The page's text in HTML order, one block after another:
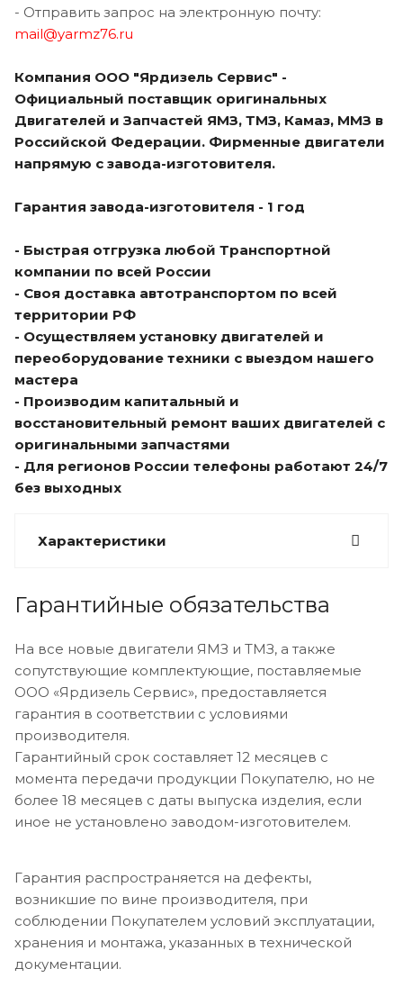
- Отправить запрос на электронную почту:
mail@yarmz76.ru
Компания ООО "Ярдизель Сервис" -
Официальный поставщик оригинальных
Двигателей и Запчастей ЯМЗ, ТМЗ, Камаз, ММЗ в
Российской Федерации. Фирменные двигатели
напрямую с завода-изготовителя.
Гарантия завода-изготовителя - 1 год
- Быстрая отгрузка любой Транспортной
компании по всей России
- Своя доставка автотранспортом по всей
территории РФ
- Осуществляем установку двигателей и
переоборудование техники с выездом нашего
мастера
- Производим капитальный и
восстановительный ремонт ваших двигателей с
оригинальными запчастями
- Для регионов России телефоны работают 24/7
без выходных
Характеристики
Гарантийные обязательства
На все новые двигатели ЯМЗ и ТМЗ, а также
сопутствующие комплектующие, поставляемые
ООО «Ярдизель Сервис», предоставляется
гарантия в соответствии с условиями
производителя.
Гарантийный срок составляет 12 месяцев с
момента передачи продукции Покупателю, но не
более 18 месяцев с даты выпуска изделия, если
иное не установлено заводом-изготовителем.
Гарантия распространяется на дефекты,
возникшие по вине производителя, при
соблюдении Покупателем условий эксплуатации,
хранения и монтажа, указанных в технической
документации.